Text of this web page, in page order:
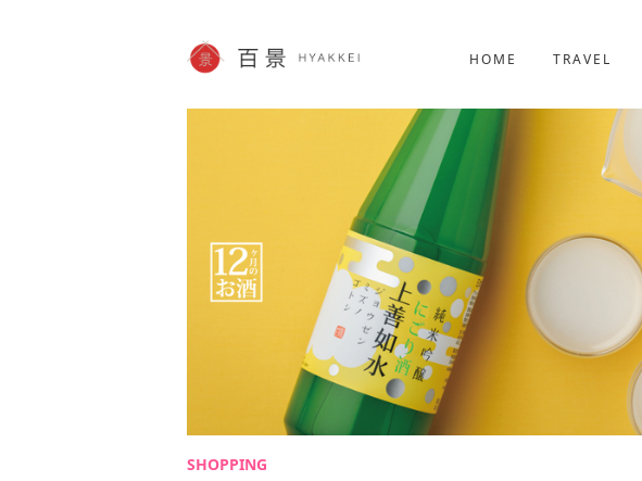
HOME TRAVEL
SHOPPING
JP info